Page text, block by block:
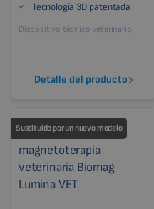
Tecnología 3D patentada
Dispositivo técnico veterinario
Detalle del producto
Sustituido por un nuevo modelo